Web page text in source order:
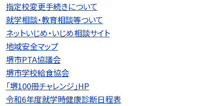
指定校変更手続きについて
就学相談・教育相談等ついて
ネットいじめ・いじめ相談サイト
地域安全マップ
堺市PTA協議会
堺市学校給食協会
「堺100冊チャレンジ」HP
令和6年度就学時健康診断日程表